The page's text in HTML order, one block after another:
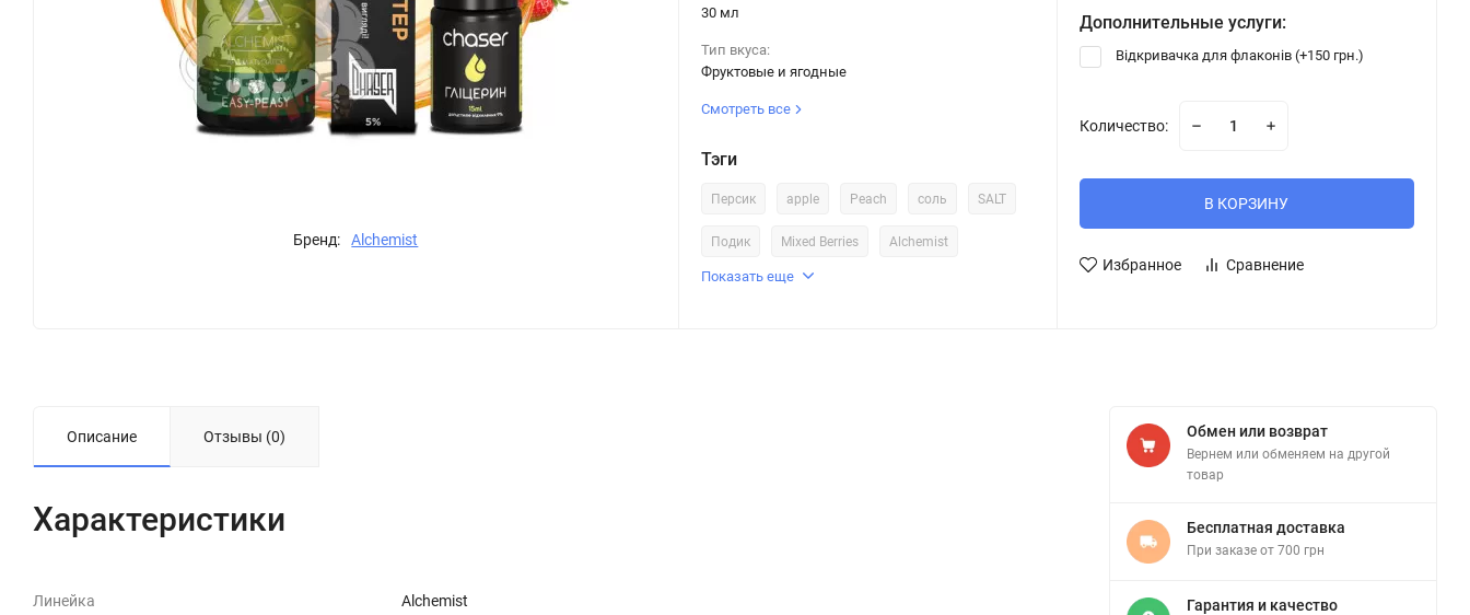
Бренд: Alchemist
30 мл
Тип вкуса:
Фруктовые и ягодные
Смотреть все
Тэги
Персик apple Peach соль SALT
Подик Mixed Berries Alchemist
Показать еще
Дополнительные услуги:
Відкривачка для флаконів (+150 грн.)
Количество:
В КОРЗИНУ
Избранное Сравнение
Описание Отзывы (0)
Характеристики
Линейка Alchemist
Обмен или возврат
Вернем или обменяем на другой
товар
Бесплатная доставка
При заказе от 700 грн
Гарантия и качество